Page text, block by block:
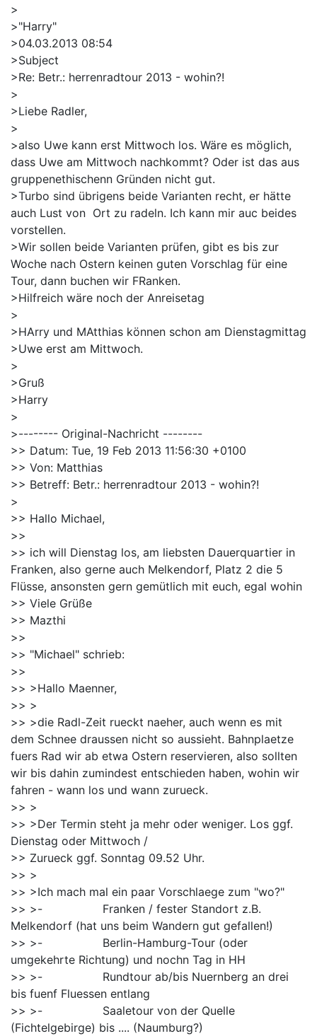
>
>"Harry"
>04.03.2013 08:54
>Subject
>Re: Betr.: herrenradtour 2013 - wohin?!
>
>Liebe Radler,
>
>also Uwe kann erst Mittwoch los. Wäre es möglich,
dass Uwe am Mittwoch nachkommt? Oder ist das aus
gruppenethischenn Gründen nicht gut.
>Turbo sind übrigens beide Varianten recht, er hätte
auch Lust von Ort zu radeln. Ich kann mir auc beides
vorstellen.
>Wir sollen beide Varianten prüfen, gibt es bis zur
Woche nach Ostern keinen guten Vorschlag für eine
Tour, dann buchen wir FRanken.
>Hilfreich wäre noch der Anreisetag
>
>HArry und MAtthias können schon am Dienstagmittag
>Uwe erst am Mittwoch.
>
>Gruß
>Harry
>
>-------- Original-Nachricht --------
>> Datum: Tue, 19 Feb 2013 11:56:30 +0100
>> Von: Matthias
>> Betreff: Betr.: herrenradtour 2013 - wohin?!
>
>> Hallo Michael,
>>
>> ich will Dienstag los, am liebsten Dauerquartier in
Franken, also gerne auch Melkendorf, Platz 2 die 5
Flüsse, ansonsten gern gemütlich mit euch, egal wohin
>> Viele Grüße
>> Mazthi
>>
>> "Michael" schrieb:
>>
>> >Hallo Maenner,
>> >
>> >die Radl-Zeit rueckt naeher, auch wenn es mit
dem Schnee draussen nicht so aussieht. Bahnplaetze
fuers Rad wir ab etwa Ostern reservieren, also sollten
wir bis dahin zumindest entschieden haben, wohin wir
fahren - wann los und wann zurueck.
>> >
>> >Der Termin steht ja mehr oder weniger. Los ggf.
Dienstag oder Mittwoch /
>> Zurueck ggf. Sonntag 09.52 Uhr.
>> >
>> >Ich mach mal ein paar Vorschlaege zum "wo?"
>> >- Franken / fester Standort z.B.
Melkendorf (hat uns beim Wandern gut gefallen!)
>> >- Berlin-Hamburg-Tour (oder
umgekehrte Richtung) und nochn Tag in HH
>> >- Rundtour ab/bis Nuernberg an drei
bis fuenf Fluessen entlang
>> >- Saaletour von der Quelle
(Fichtelgebirge) bis .... (Naumburg?)